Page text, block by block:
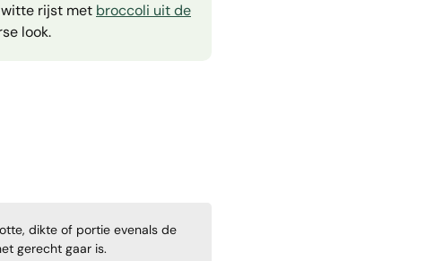
witte rijst met broccoli uit de
look.
dikte of portie evenals de
gerecht gaar is.